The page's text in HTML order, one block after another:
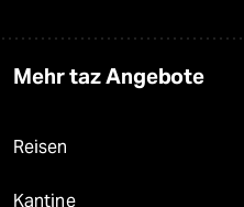
Mehr taz Angebote
Reisen
Kantine